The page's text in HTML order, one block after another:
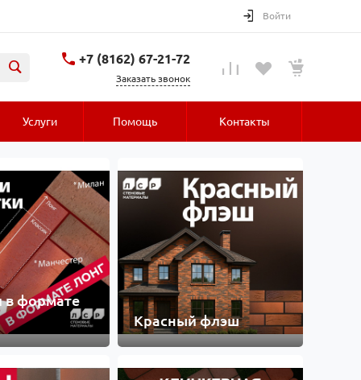
Войти
+7 (8162) 67-21-72
Заказать звонок
Услуги Помощь Контакты
в формате
Красный флэш